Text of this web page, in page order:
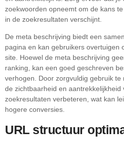
zoekwoorden opneemt om de kans
in de zoekresultaten verschijnt.
De meta beschrijving biedt een
pagina en kan gebruikers overtuigen
site. Hoewel de meta beschrijving
ranking, kan een goed geschreven
verhogen. Door zorgvuldig gebruik
de zichtbaarheid en aantrekkelijkheid
zoekresultaten verbeteren, wat kan
hogere conversies.
URL structuur